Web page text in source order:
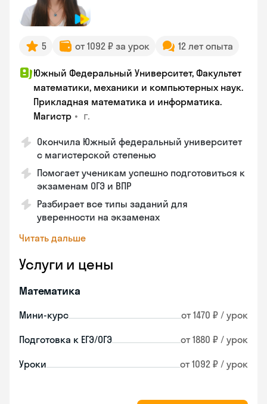
5 от 1092 ₽ за урок 12 лет опыта
Южный Федеральный Университет, Факультет
математики, механики и компьютерных наук.
Прикладная математика и информатика.
Магистр • г.
Окончила Южный федеральный университет
с магистерской степенью
Помогает ученикам успешно подготовиться к
экзаменам ОГЭ и ВПР
Разбирает все типы заданий для
уверенности на экзаменах
Читать дальше
Услуги и цены
Математика
Мини-курс от 1470 ₽ / урок
Подготовка к ЕГЭ/ОГЭ от 1880 ₽ / урок
Уроки от 1092 ₽ / урок